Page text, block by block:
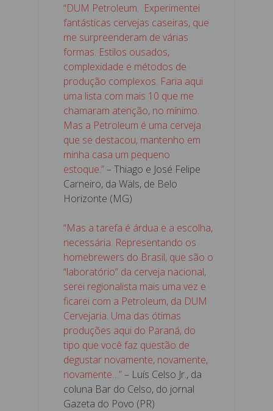
“DUM Petroleum. Experimentei
fantásticas cervejas caseiras, que
me surpreenderam de várias
formas. Estilos ousados,
complexidade e métodos de
produção complexos. Faria aqui
uma lista com mais 10 que me
chamaram atenção, no mínimo.
Mas a Petroleum é uma cerveja
que se destacou, mantenho em
minha casa um pequeno
estoque.”– Thiago e José Felipe
Carneiro, da Wäls, de Belo
Horizonte (MG)
“Mas a tarefa é árdua e a escolha,
necessária. Representando os
homebrewers do Brasil, que são o
“laboratório” da cerveja nacional,
serei regionalista mais uma vez e
ficarei com a Petroleum, da DUM
Cervejaria. Uma das ótimas
produções aqui do Paraná, do
tipo que você faz questão de
degustar novamente, novamente,
novamente…”– Luís Celso Jr., da
coluna Bar do Celso, do jornal
Gazeta do Povo (PR)